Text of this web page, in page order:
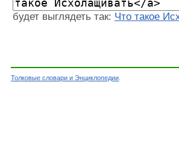
будет выглядеть так: Что такое
Толковые словари и Энциклопедии